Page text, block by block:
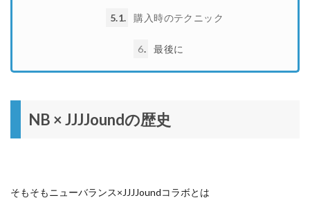
5.1 購入時のテクニック
6 最後に
NB × JJJJoundの歴史
そもそもニューバランス×JJJJoundコラボとは